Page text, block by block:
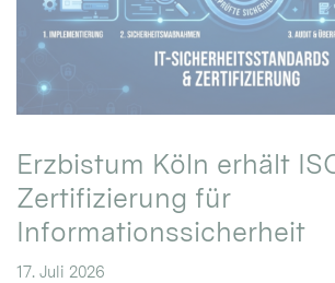
Erzbistum Köln erhält
Zertifizierung für
Informationssicherheit
17. Juli 2026